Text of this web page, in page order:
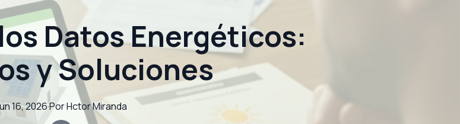
Datos Energéticos:
y Soluciones
16, 2026·PorHctorMiranda